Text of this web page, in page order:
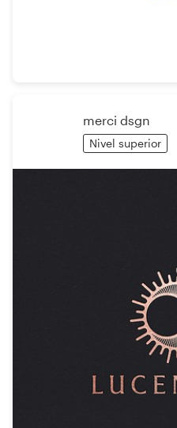
merci dsgn
Nivel superior